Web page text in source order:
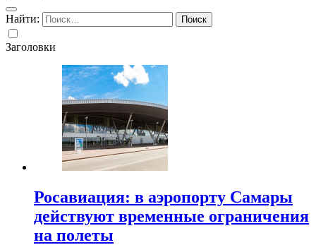
Найти:
Заголовки
Росавиация: в аэропорту Самары
действуют временные ограничения
на полеты